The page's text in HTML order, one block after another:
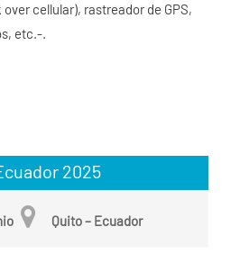
cellular), rastreador de GPS,
etc.-.
2025
Quito – Ecuador